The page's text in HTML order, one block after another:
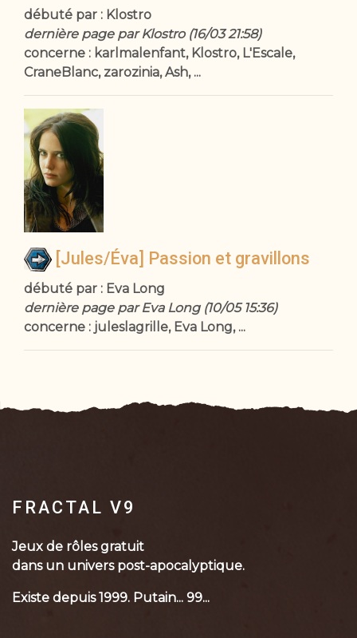
débuté par : Klostro
dernière page par Klostro (16/03 21:58)
concerne : karlmalenfant, Klostro, L'Escale,
CraneBlanc, zarozinia, Ash, ...
[Jules/Éva] Passion et gravillons
débuté par : Eva Long
dernière page par Eva Long (10/05 15:36)
concerne : juleslagrille, Eva Long, ...
FRACTAL V9
Jeux de rôles gratuit
dans un univers post-apocalyptique.
Existe depuis 1999. Putain... 99...